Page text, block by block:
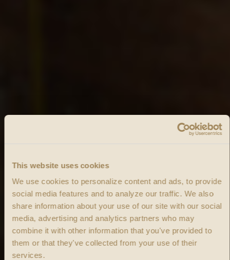
This website uses cookies
We use cookies to personalize content and ads, to provide
social media features and to analyze our traffic. We also
share information about your use of our site with our social
media, advertising and analytics partners who may
combine it with other information that you've provided to
them or that they've collected from your use of their
services.